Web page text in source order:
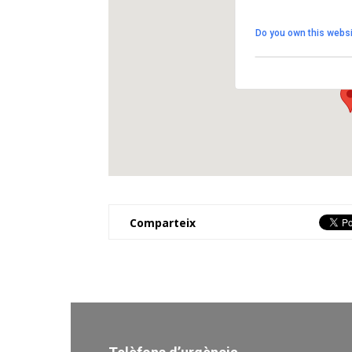
Carrer Catalunya s/n
View Events
Do you own this
Comparteix